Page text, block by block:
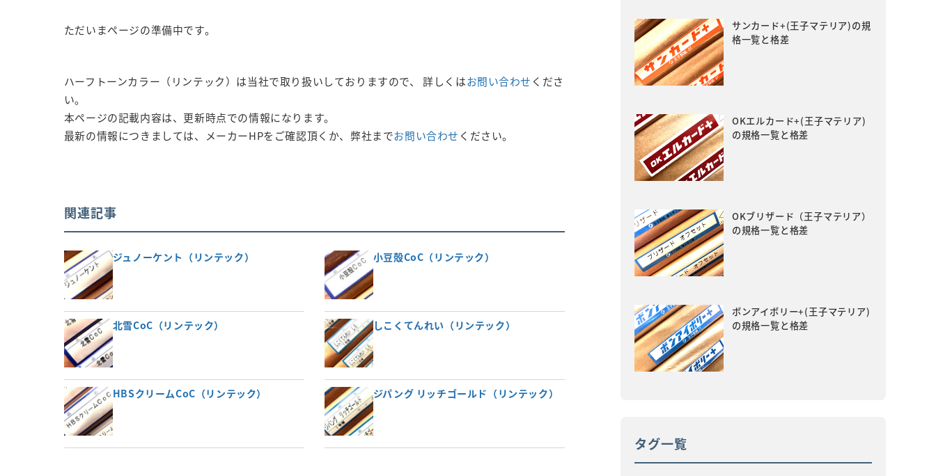
ただいまページの準備中です。
ハーフトーンカラー（リンテック）は当社で取り扱いしておりますので、 詳しくはお問い合わせ くださ
い。
本ページの記載内容は、更新時点での情報になります。
最新の情報につきましては、メーカーHPをご確認頂くか、弊社までお問い合わせ ください。
関連記事
ジュノーケント（リンテック） 小豆殻CoC（リンテック）
北雪CoC（リンテック） しこくてんれい（リンテック）
HBSクリームCoC（リンテック） ジパング リッチゴールド（リンテック）
サンカード+(王子マテリア)の規
格一覧と格差
OKエルカード+(王子マテリア)
の規格一覧と格差
OKブリザード（王子マテリア）
の規格一覧と格差
ボンアイボリー+(王子マテリア)
の規格一覧と格差
タグ一覧